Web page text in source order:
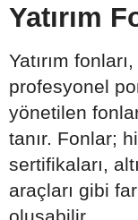
Yatırım
Yatırım
profesyonel
yönetilen
tanır. Fonlar;
sertifikaları,
araçları gibi
oluşabilir.